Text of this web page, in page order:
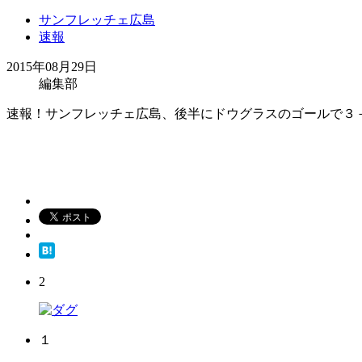
サンフレッチェ広島
速報
2015年08月29日
編集部
速報！サンフレッチェ広島、後半にドウグラスのゴールで３
2
１